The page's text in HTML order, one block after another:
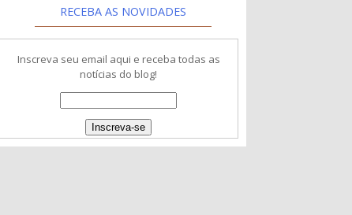
RECEBA AS NOVIDADES
Inscreva seu email aqui e receba todas as
notícias do blog!